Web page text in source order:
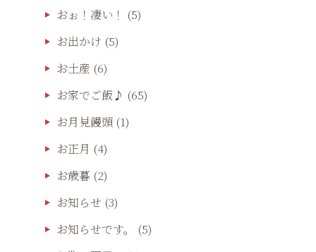
おぉ！凄い！ (5)
お出かけ (5)
お土産 (6)
お家でご飯♪ (65)
お月見饅頭 (1)
お正月 (4)
お歳暮 (2)
お知らせ (3)
お知らせです。
(5)